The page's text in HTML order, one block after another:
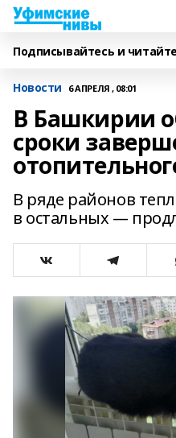
Подписывайтесь и
Новости 6 АПРЕЛЯ , 08:01
В Башкирии
сроки
В ряде районов
в остальных —